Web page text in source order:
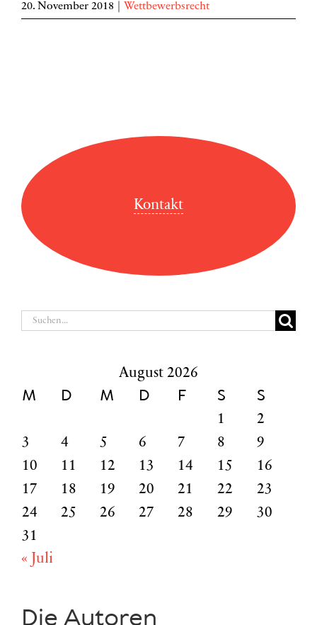
20. November 2018 Wettbewerbsrecht
Kontakt
Suche
August 2026
M D M D F S S
1
2
3
4 5 6 7 8
9
10
11 12 13 14 15
16
17
18 19 20 21 22
23
24
25 26 27 28 29
30
31
« Juli